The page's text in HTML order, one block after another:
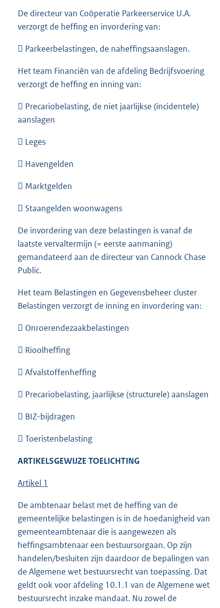
De directeur van Coöperatie Parkeerservice U.A.
verzorgt de heffing en invordering van:
 Parkeerbelastingen, de naheffingsaanslagen.
Het team Financiën van de afdeling Bedrijfsvoering
verzorgt de heffing en inning van:
 Precariobelasting, de niet jaarlijkse (incidentele)
aanslagen
 Leges
 Havengelden
 Marktgelden
 Staangelden woonwagens
De invordering van deze belastingen is vanaf de
laatste vervaltermijn (= eerste aanmaning)
gemandateerd aan de directeur van Cannock Chase
Public.
Het team Belastingen en Gegevensbeheer cluster
Belastingen verzorgt de inning en invordering van:
 Onroerendezaakbelastingen
 Rioolheffing
 Afvalstoffenheffing
 Precariobelasting, jaarlijkse (structurele) aanslagen
 BIZ-bijdragen
 Toeristenbelasting
ARTIKELSGEWIJZE TOELICHTING
Artikel 1
De ambtenaar belast met de heffing van de
gemeentelijke belastingen is in de hoedanigheid van
gemeenteambtenaar die is aangewezen als
heffingsambtenaar een bestuursorgaan. Op zijn
handelen/besluiten zijn daardoor de bepalingen van
de Algemene wet bestuursrecht van toepassing. Dat
geldt ook voor afdeling 10.1.1 van de Algemene wet
bestuursrecht inzake mandaat. Nu zowel de